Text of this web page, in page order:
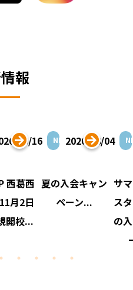
報
06/16
西葛西
月2日
開校...
NEWS2026/08/04
夏の入会キャン
ペーン...
サ
ス
の